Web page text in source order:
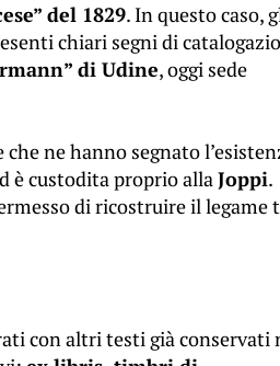
del 1829. In questo caso,
chiari segni di
di Udine, oggi sede
ne hanno segnato
è custodita proprio allaJoppi.
di ricostruire il legame
con altri testi già conservati